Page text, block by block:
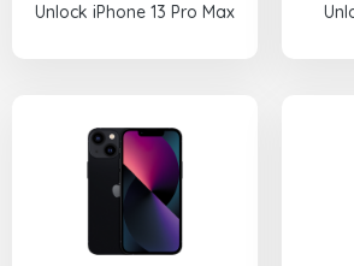
Unlock iPhone 13 Pro Max